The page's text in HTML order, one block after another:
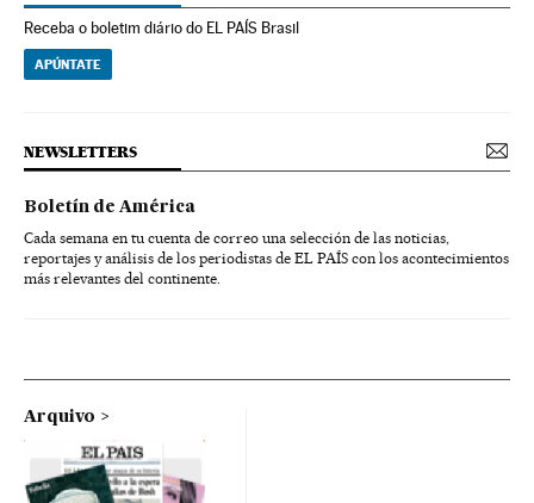
Receba o boletim diário do EL PAÍS Brasil
APÚNTATE
NEWSLETTERS
Boletín de América
Cada semana en tu cuenta de correo una selección de las noticias,
reportajes y análisis de los periodistas de EL PAÍS con los acontecimientos
más relevantes del continente.
Arquivo